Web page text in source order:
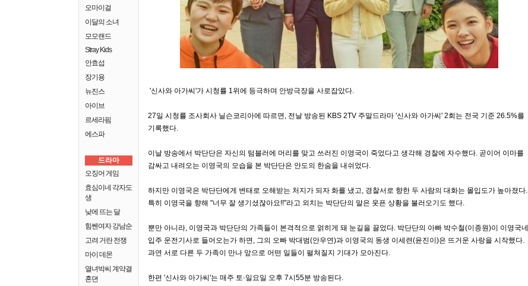
오마이걸
이달의 소녀
모모랜드
Stray Kids
안효섭
장기용
뉴진스
아이브
르세라핌
에스파
드라마
오징어 게임
효심이네 각자도
생
낮에 뜨는 달
힘쎈여자 강남순
고려 거란 전쟁
마이 데몬
열녀박씨 계약결
혼뎐
'신사와 아가씨'가 시청률 1위에 등극하며 안방극장을 사로잡았다.
27일 시청률 조사회사 닐슨코리아에 따르면, 전날 방송된 KBS 2TV 주말드라마 '신사와 아가씨' 2회는 전국 기준 26.5%를
기록했다.
이날 방송에서 박단단은 자신의 텀블러에 머리를 맞고 쓰러진 이영국이 죽었다고 생각해 경찰에 자수했다. 곧이어 이마를
감싸고 내려오는 이영국의 모습을 본 박단단은 안도의 한숨을 내쉬었다.
하지만 이영국은 박단단에게 변태로 오해받는 처지가 되자 화를 냈고, 경찰서로 향한 두 사람의 대화는 몰입도가 높아졌다.
특히 이영국을 향해 "너무 잘 생기셨잖아요!!"라고 외치는 박단단의 말은 웃픈 상황을 불러오기도 했다.
뿐만 아니라, 이영국과 박단단의 가족들이 본격적으로 얽히게 돼 눈길을 끌었다. 박단단의 아빠 박수철(이종원)이 이영국네
입주 운전기사로 들어오는가 하면, 그의 오빠 박대범(안우연)과 이영국의 동생 이세련(윤진이)은 뜨거운 사랑을 시작했다.
과연 서로 다른 두 가족이 만나 앞으로 어떤 일들이 펼쳐질지 기대가 모아진다.
한편 '신사와 아가씨'는 매주 토·일요일 오후 7시55분 방송된다.